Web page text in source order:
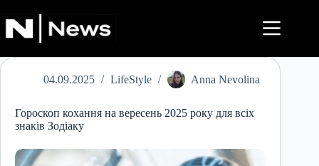
до
вмісту
04.09.2025 LifeStyle Anna Nevolina
Гороскоп кохання на вересень 2025 року для всіх
знаків Зодіаку